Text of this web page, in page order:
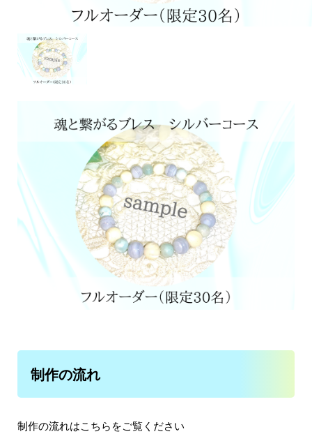
制作の流れ
制作の流れはこちらをご覧ください